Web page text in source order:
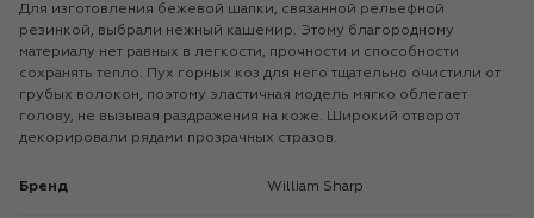
Для изготовления бежевой шапки, связанной рельефной
резинкой, выбрали нежный кашемир. Этому благородному
материалу нет равных в легкости, прочности и способности
сохранять тепло. Пух горных коз для него тщательно очистили от
грубых волокон, поэтому эластичная модель мягко облегает
голову, не вызывая раздражения на коже. Широкий отворот
декорировали рядами прозрачных стразов.
Бренд William Sharp